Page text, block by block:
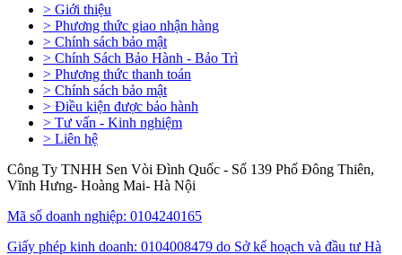
> Giới thiệu
> Phương thức giao nhận hàng
> Chính sách bảo mật
> Chính Sách Bảo Hành - Bảo Trì
> Phương thức thanh toán
> Chính sách bảo mật
> Điều kiện được bảo hành
> Tư vấn - Kinh nghiệm
> Liên hệ
Công Ty TNHH Sen Vòi Đình Quốc - Số 139 Phố Đông Thiên,
Vĩnh Hưng- Hoàng Mai- Hà Nội
Mã số doanh nghiệp: 0104240165
Giấy phép kinh doanh: 0104008479 do Sở kế hoạch và đầu tư Hà